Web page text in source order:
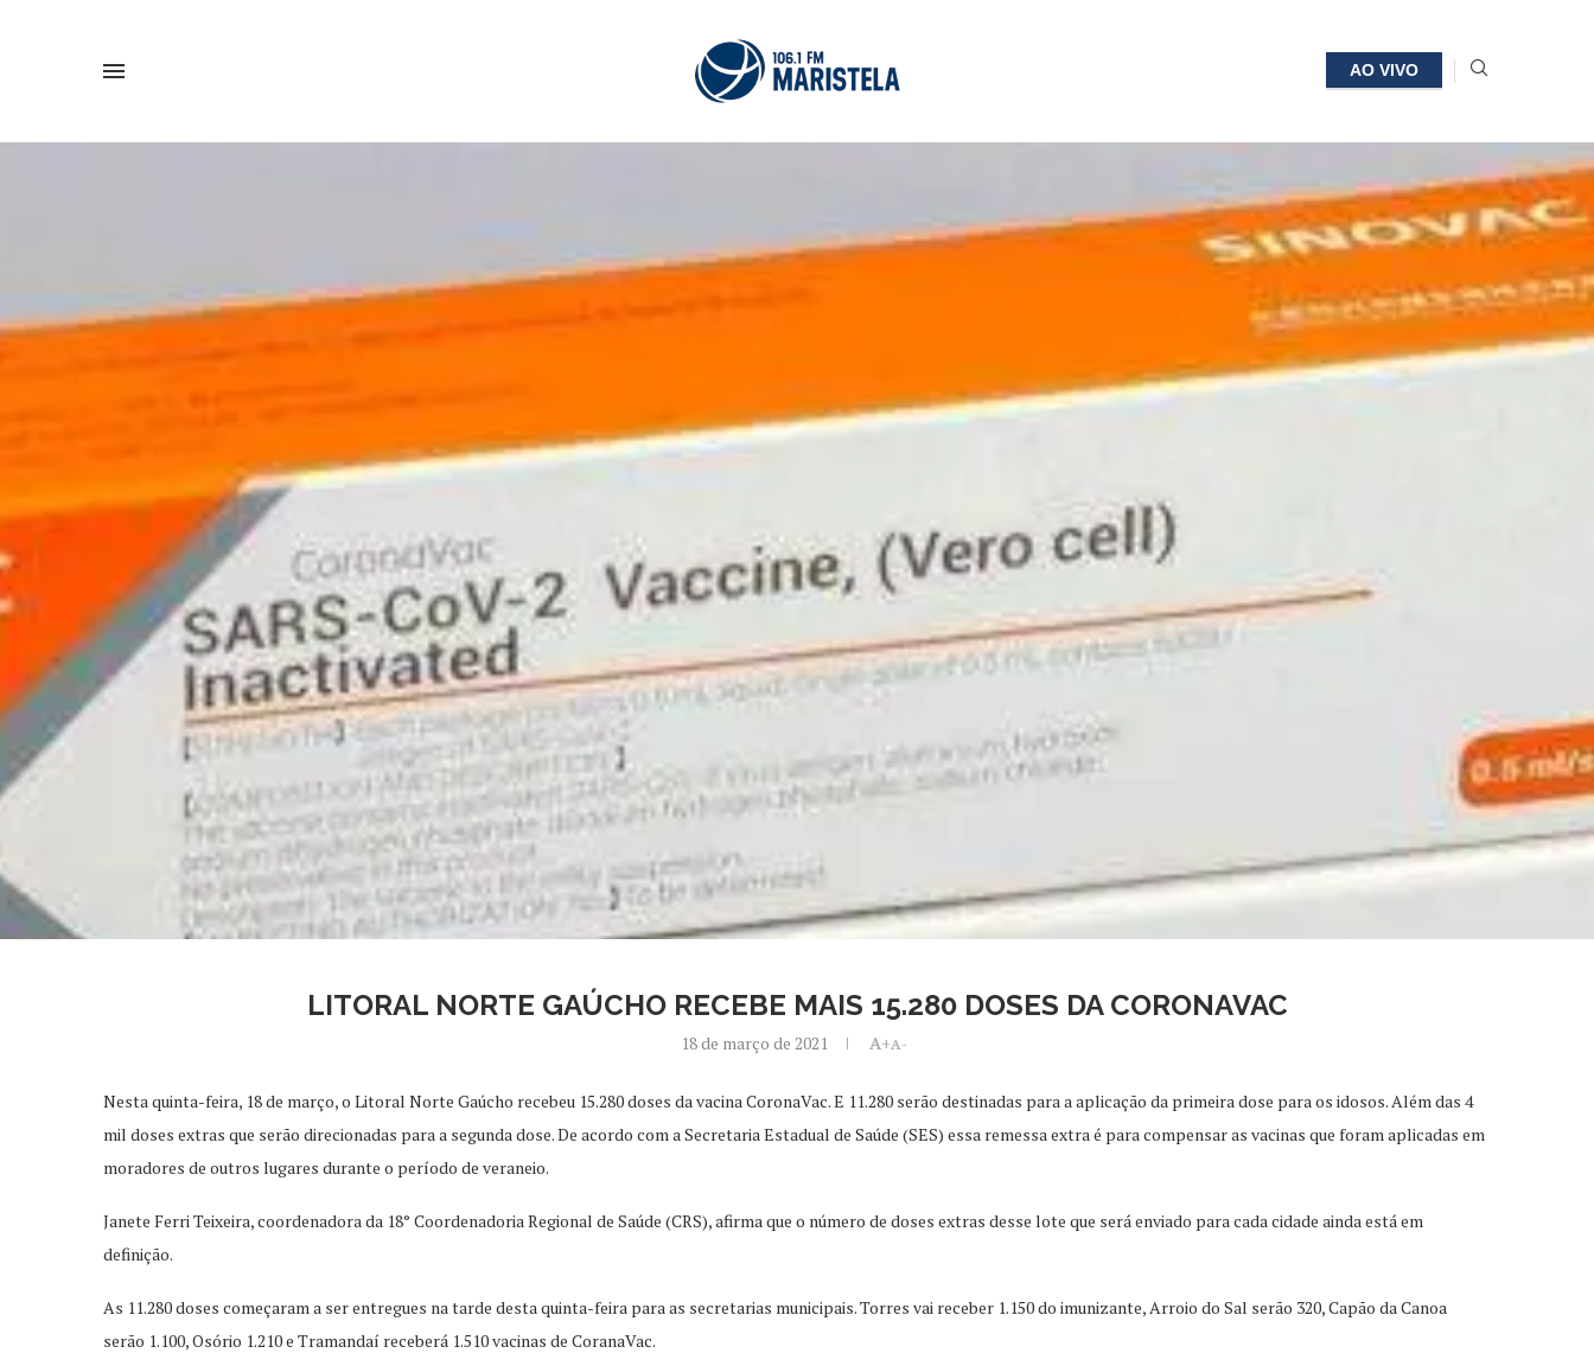
AO VIVO
LITORAL NORTE GAÚCHO RECEBE MAIS 15.280 DOSES DA CORONAVAC
18 de março de 2021 A+A-
Nesta quinta-feira, 18 de março, o Litoral Norte Gaúcho recebeu 15.280 doses da vacina CoronaVac. E 11.280 serão destinadas para a aplicação da primeira dose para os idosos. Além das 4
mil doses extras que serão direcionadas para a segunda dose. De acordo com a Secretaria Estadual de Saúde (SES) essa remessa extra é para compensar as vacinas que foram aplicadas em
moradores de outros lugares durante o período de veraneio.
Janete Ferri Teixeira, coordenadora da 18° Coordenadoria Regional de Saúde (CRS), afirma que o número de doses extras desse lote que será enviado para cada cidade ainda está em
definição.
As 11.280 doses começaram a ser entregues na tarde desta quinta-feira para as secretarias municipais. Torres vai receber 1.150 do imunizante, Arroio do Sal serão 320, Capão da Canoa
serão 1.100, Osório 1.210 e Tramandaí receberá 1.510 vacinas de CoranaVac.